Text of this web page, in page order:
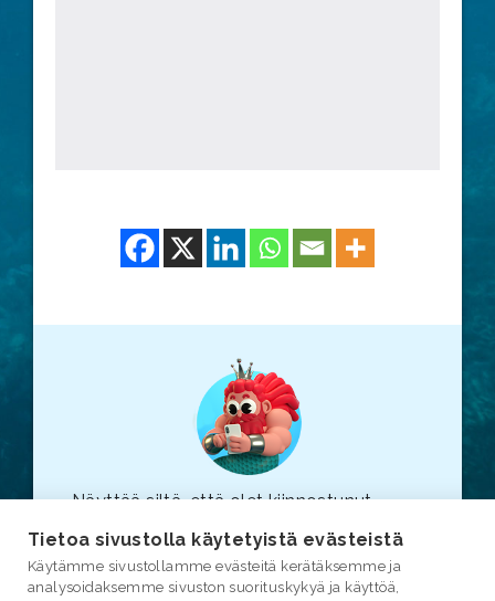
Näyttää siltä, että olet kiinnostunut
tutustut myös varsinaiseenvesi.fi-
sivustoon (linkki avautuu uuteen
Tietoa sivustolla käytetyistä evästeistä
Käytämme sivustollamme evästeitä kerätäksemme ja
analysoidaksemme sivuston suorituskykyä ja käyttöä,